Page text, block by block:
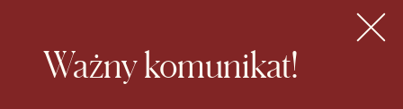
Ważny komunikat! MENU